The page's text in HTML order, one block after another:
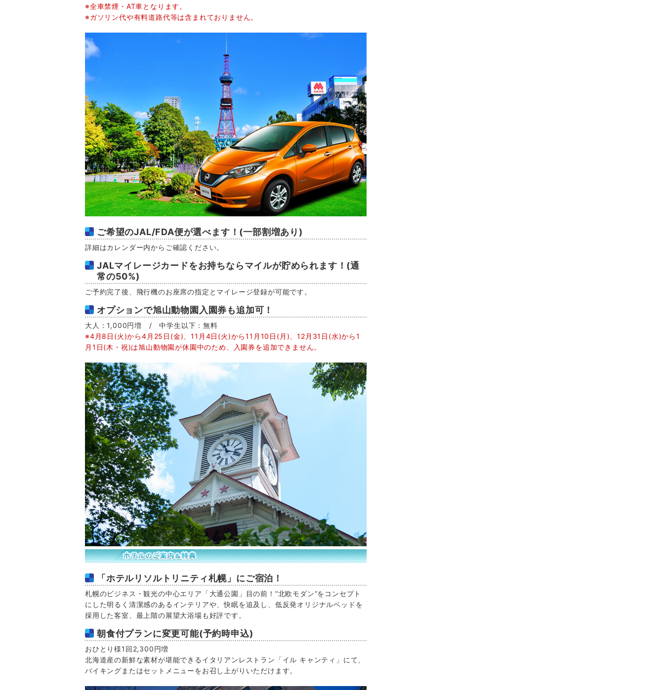
※全車禁煙・AT車となります。
※ガソリン代や有料道路代等は含まれておりません。
ご希望のJAL/FDA便が選べます！(一部割増あり)
詳細はカレンダー内からご確認ください。
JALマイレージカードをお持ちならマイルが貯められます！(通
常の50%)
ご予約完了後、飛行機のお座席の指定とマイレージ登録が可能です。
オプションで旭山動物園入園券も追加可！
大人：1,000円増 / 中学生以下：無料
※4月8日(火)から4月25日(金)、11月4日(火)から11月10日(月)、12月31日(水)から1
月1日(木・祝)は旭山動物園が休園中のため、入園券を追加できません。
「ホテルリソルトリニティ札幌」にご宿泊！
札幌のビジネス・観光の中心エリア「大通公園」目の前！“北欧モダン”をコンセプト
にした明るく清潔感のあるインテリアや、快眠を追及し、低反発オリジナルベッドを
採用した客室、最上階の展望大浴場も好評です。
朝食付プランに変更可能(予約時申込)
おひとり様1回2,300円増
北海道産の新鮮な素材が堪能できるイタリアンレストラン「イル キャンティ」にて、
バイキングまたはセットメニューをお召し上がりいただけます。